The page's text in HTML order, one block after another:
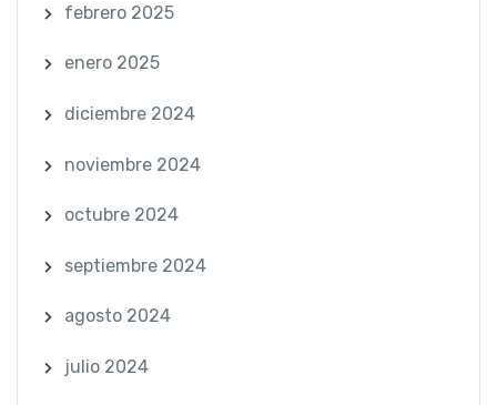
febrero 2025
enero 2025
diciembre 2024
noviembre 2024
octubre 2024
septiembre 2024
agosto 2024
julio 2024